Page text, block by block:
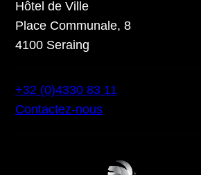
Hôtel de Ville
Place Communale, 8
4100 Seraing
+32 (0)4330 83 11
Contactez-nous